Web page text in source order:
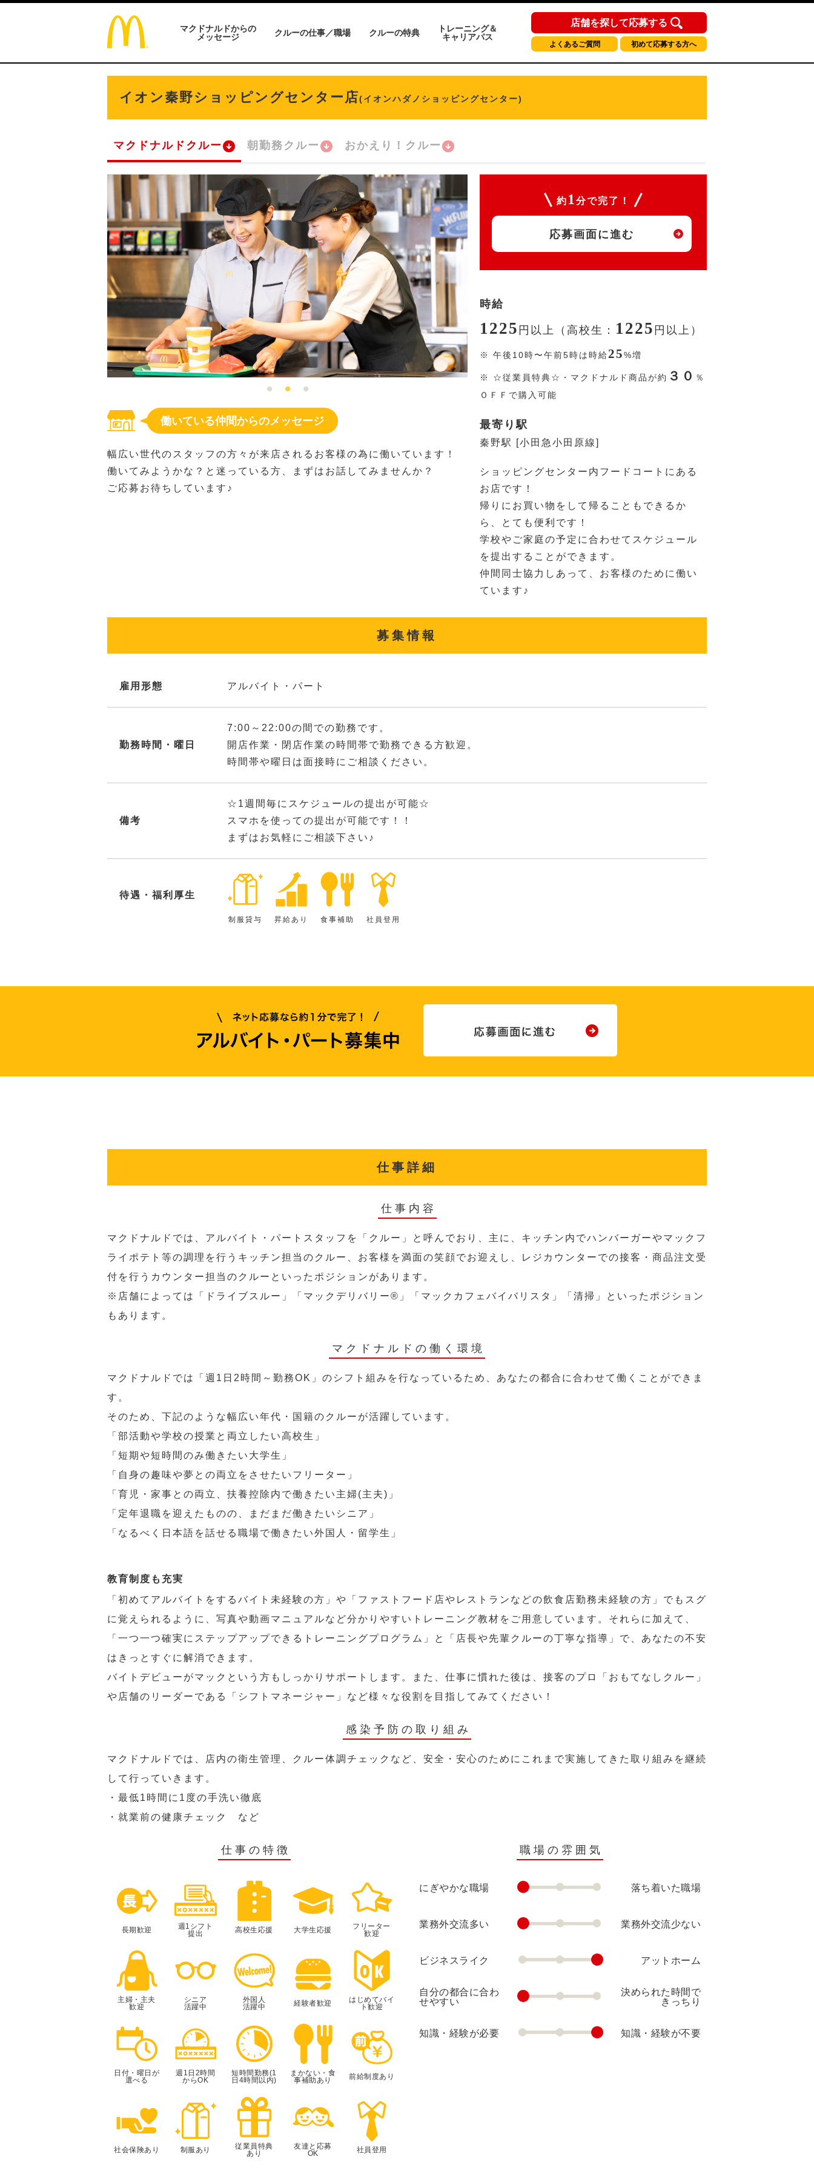
マクドナルドからの
メッセージ
クルーの仕事／職場 クルーの特典
トレーニング＆
キャリアパス
店舗を探して応募する
よくあるご質問 初めて応募する方へ
イオン秦野ショッピングセンター店(イオンハダノショッピングセンター)
マクドナルドクルー 朝勤務クルー おかえり！クルー
働いている仲間からのメッセージ
幅広い世代のスタッフの方々が来店されるお客様の為に働いています！
働いてみようかな？と迷っている方、まずはお話してみませんか？
ご応募お待ちしています♪
約 1 分で完了！
応募画面に進む
時給
1225 円 以上（高校生： 1225 円 以上）
※ 午後10時〜午前5時は時給25%増
※ ☆従業員特典☆・マクドナルド商品が約 ３０ ％
ＯＦＦで購入可能
最寄り駅
秦野駅 [小田急小田原線]
ショッピングセンター内フードコートにある
お店です！
帰りにお買い物をして帰ることもできるか
ら、とても便利です！
学校やご家庭の予定に合わせてスケジュール
を提出することができます。
仲間同士協力しあって、お客様のために働い
ています♪
募集情報
雇用形態 アルバイト・パート
勤務時間・曜日
7:00～22:00の間での勤務です。
開店作業・閉店作業の時間帯で勤務できる方歓迎。
時間帯や曜日は面接時にご相談ください。
備考
☆1週間毎にスケジュールの提出が可能☆
スマホを使っての提出が可能です！！
まずはお気軽にご相談下さい♪
待遇・福利厚生
制服貸与 昇給あり 食事補助 社員登用
仕事詳細
仕事内容
マクドナルドでは、アルバイト・パートスタッフを「クルー」と呼んでおり、主に、キッチン内でハンバーガーやマックフ
ライポテト等の調理を行うキッチン担当のクルー、お客様を満面の笑顔でお迎えし、レジカウンターでの接客・商品注文受
付を行うカウンター担当のクルーといったポジションがあります。
※店舗によっては「ドライブスルー」「マックデリバリー®︎」「マックカフェバイバリスタ」「清掃」といったポジション
もあります。
マクドナルドの働く環境
マクドナルドでは「週1日2時間～勤務OK」のシフト組みを行なっているため、あなたの都合に合わせて働くことができま
す。
そのため、下記のような幅広い年代・国籍のクルーが活躍しています。
「部活動や学校の授業と両立したい高校生」
「短期や短時間のみ働きたい大学生」
「自身の趣味や夢との両立をさせたいフリーター」
「育児・家事との両立、扶養控除内で働きたい主婦(主夫)」
「定年退職を迎えたものの、まだまだ働きたいシニア」
「なるべく日本語を話せる職場で働きたい外国人・留学生」
教育制度も充実
「初めてアルバイトをするバイト未経験の方」や「ファストフード店やレストランなどの飲食店勤務未経験の方」でもスグ
に覚えられるように、写真や動画マニュアルなど分かりやすいトレーニング教材をご用意しています。それらに加えて、
「一つ一つ確実にステップアップできるトレーニングプログラム」と「店長や先輩クルーの丁寧な指導」で、あなたの不安
はきっとすぐに解消できます。
バイトデビューがマックという方もしっかりサポートします。また、仕事に慣れた後は、接客のプロ「おもてなしクルー」
や店舗のリーダーである「シフトマネージャー」など様々な役割を目指してみてください！
感染予防の取り組み
マクドナルドでは、店内の衛生管理、クルー体調チェックなど、安全・安心のためにこれまで実施してきた取り組みを継続
して行っていきます。
・最低1時間に1度の手洗い徹底
・就業前の健康チェック など
仕事の特徴
長期歓迎
週1シフト
提出
高校生応援 大学生応援
フリーター
歓迎
主婦・主夫
歓迎
シニア
活躍中
外国人
活躍中
経験者歓迎
はじめてバイ
ト歓迎
日付・曜日が
選べる
週1日2時間
からOK
短時間勤務(1
日4時間以内)
まかない・食
事補助あり
前給制度あり
社会保険あり 制服あり
従業員特典
あり
友達と応募
OK
社員登用
職場の雰囲気
にぎやかな職場 落ち着いた職場
業務外交流多い 業務外交流少ない
ビジネスライク アットホーム
自分の都合に合わ
せやすい
決められた時間で
きっちり
知識・経験が必要 知識・経験が不要